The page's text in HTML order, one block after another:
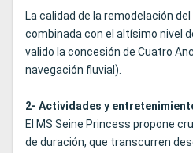
La calidad de la remodelación
combinada con el altísimo nivel
valido la concesión de Cuatro
navegación fluvial).
2- Actividades y
El MS Seine Princess propone
de duración, que transcurren